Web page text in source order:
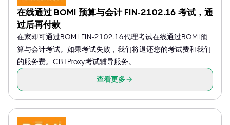
在线通过 BOMI 预算与会计 FIN-2102.16 考试，通
过后再付款
在家即可通过BOMI FIN-2102.16代理考试在线通过BOMI预
算与会计考试。如果考试失败，我们将退还您的考试费和我们
的服务费。CBTProxy考试辅导服务。
查看更多